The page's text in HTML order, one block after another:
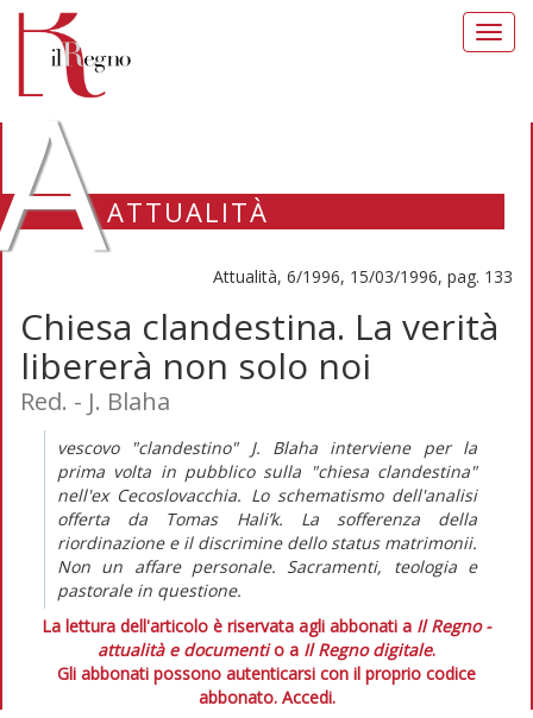
ATTUALITÀ
Attualità, 6/1996, 15/03/1996, pag. 133
Chiesa clandestina. La verità
libererà non solo noi
Red. - J. Blaha
vescovo "clandestino" J. Blaha interviene per la
prima volta in pubblico sulla "chiesa clandestina"
nell'ex Cecoslovacchia. Lo schematismo dell'analisi
offerta da Tomas Hali’k. La sofferenza della
riordinazione e il discrimine dello status matrimonii.
Non un affare personale. Sacramenti, teologia e
pastorale in questione.
La lettura dell'articolo è riservata agli abbonati a Il Regno -
attualità e documentio a Il Regno digitale.
Gli abbonati possono autenticarsi con il proprio codice
abbonato. Accedi.